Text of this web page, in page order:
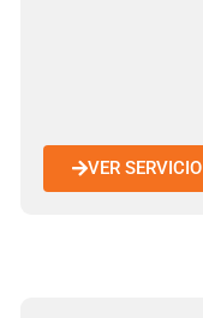
VER SERVICIO